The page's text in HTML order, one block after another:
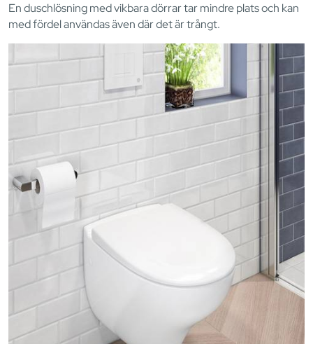
En duschlösning med vikbara dörrar tar mindre plats och kan
med fördel användas även där det är trångt.